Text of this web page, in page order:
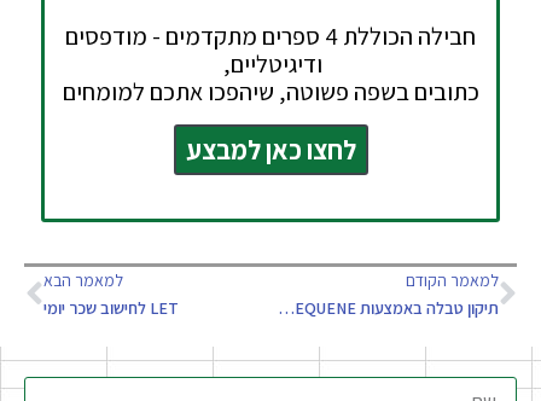
חבילה הכוללת 4 ספרים מתקדמים - מודפסים
ודיגיטליים,
כתובים בשפה פשוטה, שיהפכו אתכם למומחים
לחצו כאן למבצע
למאמר הקודם
תיקון טבלה באמצעות SEQUENE ו- INDEX
למאמר הבא
LET לחישוב שכר יומי